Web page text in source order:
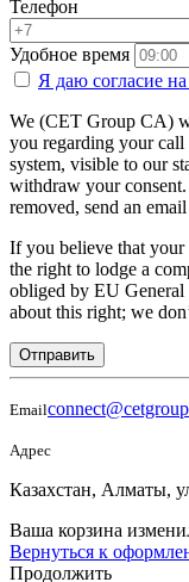
Телефон
Удобное время
Я даю согласие на
We (CET Group CA)
you regarding your
system, visible to our
withdraw your
removed, send an
If you believe that your
the right to lodge a
obliged by EU
about this right; we
Отправить
Email
Адрес
Казахстан, Алматы,
Ваша корзина
Вернуться к
Продолжить